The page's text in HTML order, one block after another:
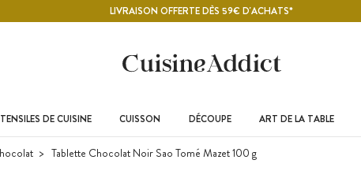
LIVRAISON OFFERTE DÈS 59€ D'ACHATS*
DE CUISINE CUISSON DÉCOUPE ART DE LA TABLE
Tablette Chocolat Noir Sao Tomé Mazet 100 g